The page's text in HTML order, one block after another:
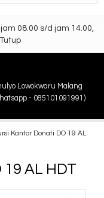
08.00 s/d jam 14.00,
Lowokwaru Malang
- 085101091991)
Kantor Donati DO 19 AL
AL HDT